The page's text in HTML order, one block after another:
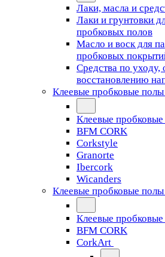
Лаки, масла и
Лаки и грунтовки
пробковых полов
Масло и воск для
пробковых
Средства по уходу,
восстановлению
Клеевые пробковые
Клеевые
BFM CORK
Corkstyle
Granorte
Ibercork
Wicanders
Клеевые пробковые
Клеевые
BFM CORK
CorkArt